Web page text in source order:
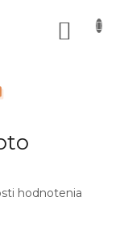
hodnotenia